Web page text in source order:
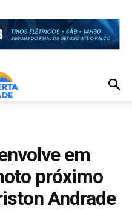
em
próximo
Andrade